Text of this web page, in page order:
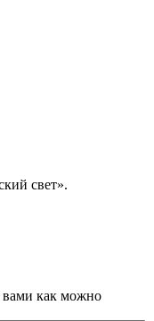
свет».
вами как можно